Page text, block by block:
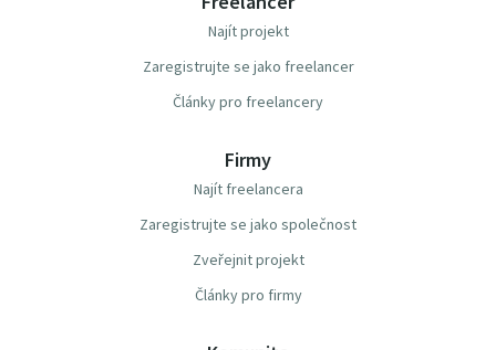
Najít projekt
Zaregistrujte se jako freelancer
Články pro freelancery
Firmy
Najít freelancera
Zaregistrujte se jako společnost
Zveřejnit projekt
Články pro firmy